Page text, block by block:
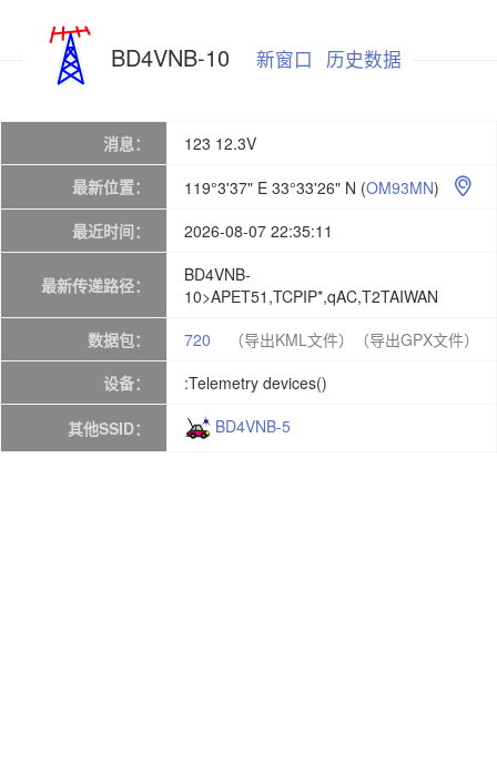
BD4VNB-10 新窗口 历史数据
消息：
123 12.3V
最新位置：
119°3'37" E 33°33'26" N (OM93MN) 
最近时间： 2026-08-07 22:35:11
最新传递路径：
BD4VNB-
10>APET51,TCPIP*,qAC,T2TAIWAN
数据包：
720 （导出KML文件）
（导出GPX文件）
设备：
:Telemetry devices()
其他SSID： BD4VNB-5